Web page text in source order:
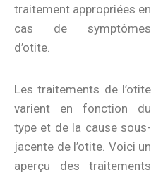
traitement appropriées en
cas de symptômes
d’otite.
Les traitements de l’otite
varient en fonction du
type et de la cause sous-
jacente de l’otite. Voici un
aperçu des traitements